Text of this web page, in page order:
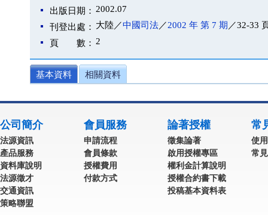
出版日期： 2002.07
刊登出處： 大陸／中國司法／2002 年 第 7 期 ／32-33
頁 數： 2
基本資料 相關資料
公司簡介
法源資訊
產品服務
資料庫說明
法源徵才
交通資訊
策略聯盟
會員服務
申請流程
會員條款
授權費用
付款方式
論著授權
徵集論著
啟用授權專區
權利金計算說明
授權合約書下載
投稿基本資料表
常
使
常